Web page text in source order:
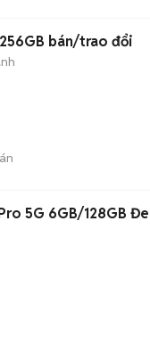
bán/trao đổi
5G 6GB/128GB